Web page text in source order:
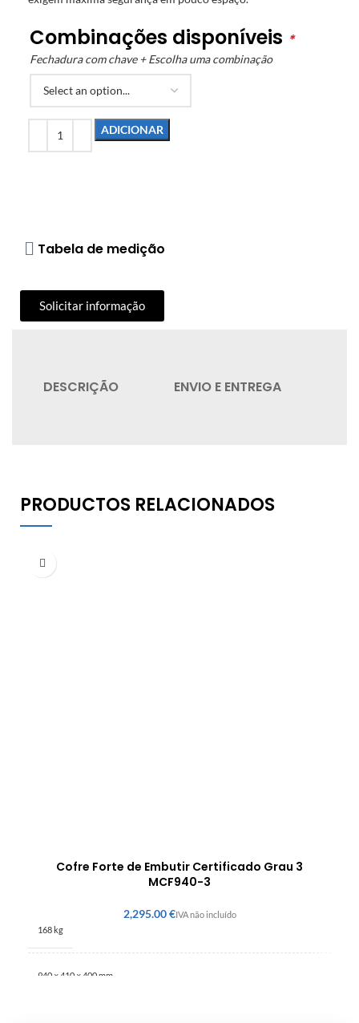
Combinações disponíveis *
Fechadura com chave + Escolha uma combinação
ADICIONAR
Tabela de medição
Solicitar informação
DESCRIÇÃO ENVIO E ENTREGA
PRODUCTOS RELACIONADOS
Cofre Forte de Embutir Certificado Grau 3
MCF940-3
€
168 kg
940 × 410 × 400 mm